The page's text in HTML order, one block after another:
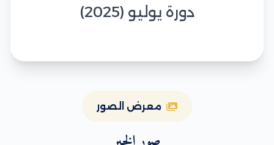
دورة يوليو (2025)
معرض الصور